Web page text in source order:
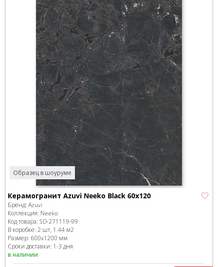
Образец в шоуруме
Керамогранит Azuvi Neeko Black 60x120
Бренд: Azuvi
Коллекция: Neeko
Код товара: SD-271119-99
В коробке: 2 шт, 1.44 м2
Размер: 600x1200 мм
Сроки доставки: 1-3 дня
в наличии